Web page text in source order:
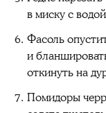
в миску с
Фасоль
и
откинуть на
Помидоры